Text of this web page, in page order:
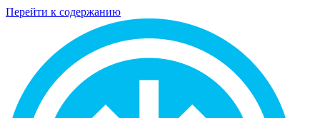
Перейти к содержанию